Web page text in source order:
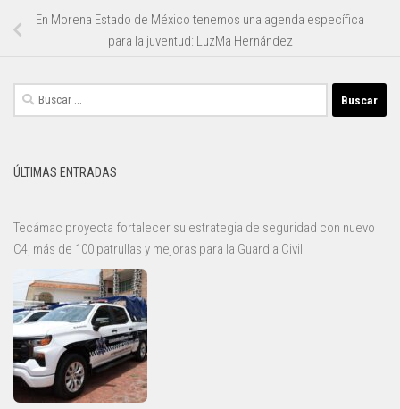
En Morena Estado de México tenemos una agenda específica
para la juventud: LuzMa Hernández
Buscar:
ÚLTIMAS ENTRADAS
Tecámac proyecta fortalecer su estrategia de seguridad con nuevo
C4, más de 100 patrullas y mejoras para la Guardia Civil